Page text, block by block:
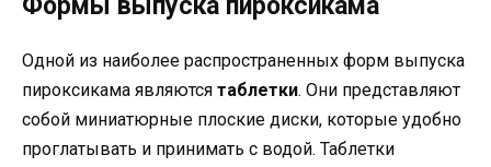
Формы выпуска пироксикама
Одной из наиболее распространенных форм выпуска
пироксикама являются таблетки. Они представляют
собой миниатюрные плоские диски, которые удобно
проглатывать и принимать с водой. Таблетки